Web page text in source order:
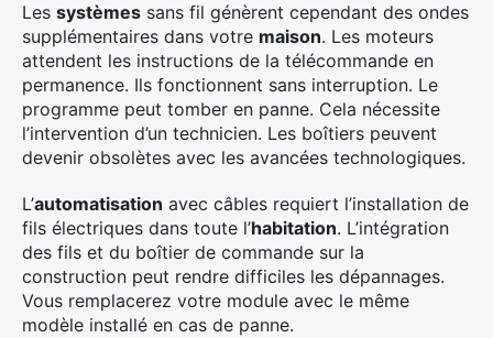
Les systèmes sans fil génèrent cependant des ondes
supplémentaires dans votre maison. Les moteurs
attendent les instructions de la télécommande en
permanence. Ils fonctionnent sans interruption. Le
programme peut tomber en panne. Cela nécessite
l’intervention d’un technicien. Les boîtiers peuvent
devenir obsolètes avec les avancées technologiques.
L’automatisation avec câbles requiert l’installation de
fils électriques dans toute l’habitation. L’intégration
des fils et du boîtier de commande sur la
construction peut rendre difficiles les dépannages.
Vous remplacerez votre module avec le même
modèle installé en cas de panne.